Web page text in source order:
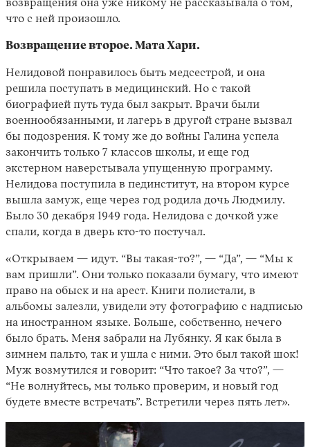
возвращения она уже никому не рассказывала о том,
что с ней произошло.
Возвращение второе. Мата Хари.
Нелидовой понравилось быть медсестрой, и она
решила поступать в медицинский. Но с такой
биографией путь туда был закрыт. Врачи были
военнообязанными, и лагерь в другой стране вызвал
бы подозрения. К тому же до войны Галина успела
закончить только 7 классов школы, и еще год
экстерном наверстывала упущенную программу.
Нелидова поступила в пединститут, на втором курсе
вышла замуж, еще через год родила дочь Людмилу.
Было 30 декабря 1949 года. Нелидова с дочкой уже
спали, когда в дверь кто-то постучал.
«Открываем — идут. “Вы такая-то?”, — “Да”, — “Мы к
вам пришли”. Они только показали бумагу, что имеют
право на обыск и на арест. Книги полистали, в
альбомы залезли, увидели эту фотографию с надписью
на иностранном языке. Больше, собственно, нечего
было брать. Меня забрали на Лубянку. Я как была в
зимнем пальто, так и ушла с ними. Это был такой шок!
Муж возмутился и говорит: “Что такое? За что?”, —
“Не волнуйтесь, мы только проверим, и новый год
будете вместе встречать”. Встретили через пять лет».